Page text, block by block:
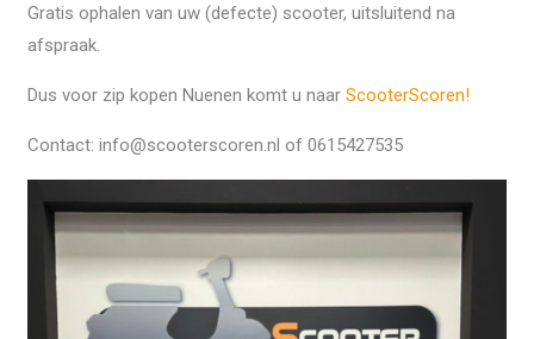
Gratis ophalen van uw (defecte) scooter, uitsluitend na
afspraak.
Dus voor zip kopen Nuenen komt u naarScooterScoren!
Contact: info@scooterscoren.nl of 0615427535